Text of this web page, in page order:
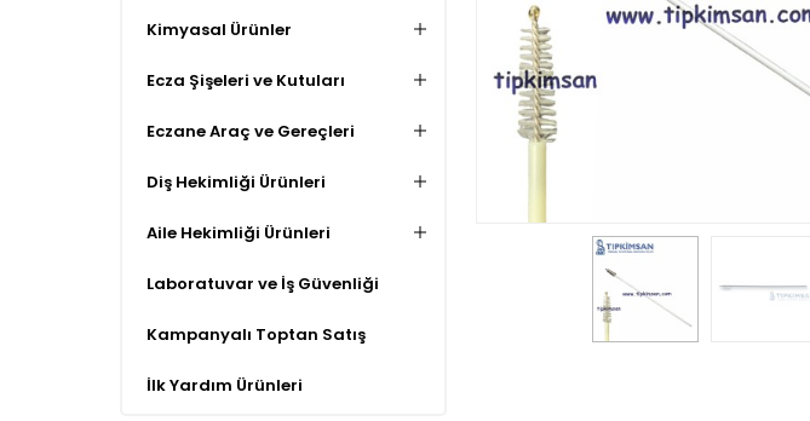
Kimyasal Ürünler
Ecza Şişeleri ve Kutuları
Eczane Araç ve Gereçleri
Diş Hekimliği Ürünleri
Aile Hekimliği Ürünleri
Laboratuvar ve İş Güvenliği
Kampanyalı Toptan Satış
İlk Yardım Ürünleri